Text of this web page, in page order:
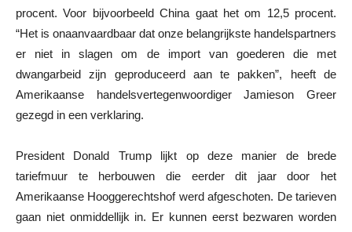
procent. Voor bijvoorbeeld China gaat het om 12,5 procent.
“Het is onaanvaardbaar dat onze belangrijkste handelspartners
er niet in slagen om de import van goederen die met
dwangarbeid zijn geproduceerd aan te pakken”, heeft de
Amerikaanse handelsvertegenwoordiger Jamieson Greer
gezegd in een verklaring.
President Donald Trump lijkt op deze manier de brede
tariefmuur te herbouwen die eerder dit jaar door het
Amerikaanse Hooggerechtshof werd afgeschoten. De tarieven
gaan niet onmiddellijk in. Er kunnen eerst bezwaren worden